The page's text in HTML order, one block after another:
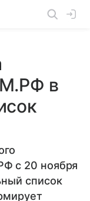
в
с 20 ноября
список